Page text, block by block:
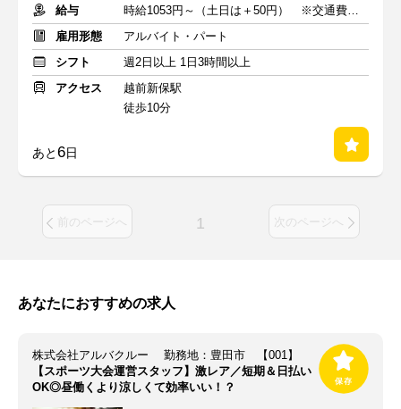
給与
時給1053円～（土日は＋50円） ※交通費一部支給
雇用形態
アルバイト・パート
シフト
週2日以上 1日3時間以上
アクセス
越前新保駅
徒歩10分
あと6日
前のページへ 1 次のページへ
あなたにおすすめの求人
株式会社アルバクルー 勤務地：豊田市 【001】
【スポーツ大会運営スタッフ】激レア／短期＆日払い
OK◎昼働くより涼しくて効率いい！？